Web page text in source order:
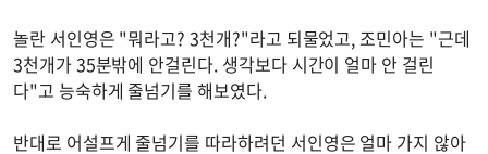
놀란 서인영은 "뭐라고? 3천개?"라고 되물었고, 조민아는 "근데
3천개가 35분밖에 안걸린다. 생각보다 시간이 얼마 안 걸린
다"고 능숙하게 줄넘기를 해보였다.
반대로 어설프게 줄넘기를 따라하려던 서인영은 얼마 가지 않아